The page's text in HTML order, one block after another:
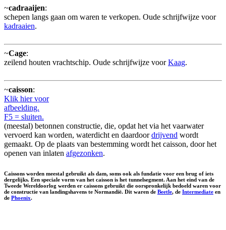
~cadraaijen:
schepen langs gaan om waren te verkopen. Oude schrijfwijze voor
kadraaien.
~Cage:
zeilend houten vrachtschip. Oude schrijfwijze voorKaag.
~caisson:
Klik hier voor
afbeelding.
F5 = sluiten.
(meestal) betonnen constructie, die, opdat het via het vaarwater
vervoerd kan worden, waterdicht en daardoordrijvend wordt
gemaakt. Op de plaats van bestemming wordt het caisson, door het
openen van inlaten afgezonken.
Caissons worden meestal gebruikt als dam, soms ook als fundatie voor een brug of iets
dergelijks. Een speciale vorm van het caisson is het tunnelsegment. Aan het eind van de
Tweede Wereldoorlog werden er caissons gebruikt die oorspronkelijk bedoeld waren voor
de constructie van landingshavens te Normandië. Dit waren de Beetle, de Intermediate en
de Phoenix.